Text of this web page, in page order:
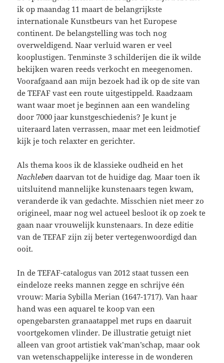
ik op maandag 11 maart de belangrijkste
internationale Kunstbeurs van het Europese
continent. De belangstelling was toch nog
overweldigend. Naar verluid waren er veel
kooplustigen. Tenminste 3 schilderijen die ik wilde
bekijken waren reeds verkocht en meegenomen.
Voorafgaand aan mijn bezoek had ik op de site van
de TEFAF vast een route uitgestippeld. Raadzaam
want waar moet je beginnen aan een wandeling
door 7000 jaar kunstgeschiedenis? Je kunt je
uiteraard laten verrassen, maar met een leidmotief
kijk je toch relaxter en gerichter.
Als thema koos ik de klassieke oudheid en het
Nachlebendaarvan tot de huidige dag.Maar toen ik
uitsluitend mannelijke kunstenaars tegen kwam,
veranderde ik van gedachte. Misschien niet meer zo
origineel, maar nog wel actueel besloot ik op zoek te
gaan naar vrouwelijk kunstenaars. In deze editie
van de TEFAF zijn zij beter vertegenwoordigd dan
ooit.
In de TEFAF-catalogus van 2012 staat tussen een
eindeloze reeks mannen zegge en schrijve één
vrouw: Maria Sybilla Merian (1647-1717). Van haar
hand was een aquarel te koop van een
opengebarsten granaatappel met rups en daaruit
voortgekomen vlinder. De illustratie getuigt niet
alleen van groot artistiek vak’man’schap, maar ook
van wetenschappelijke interesse in de wonderen